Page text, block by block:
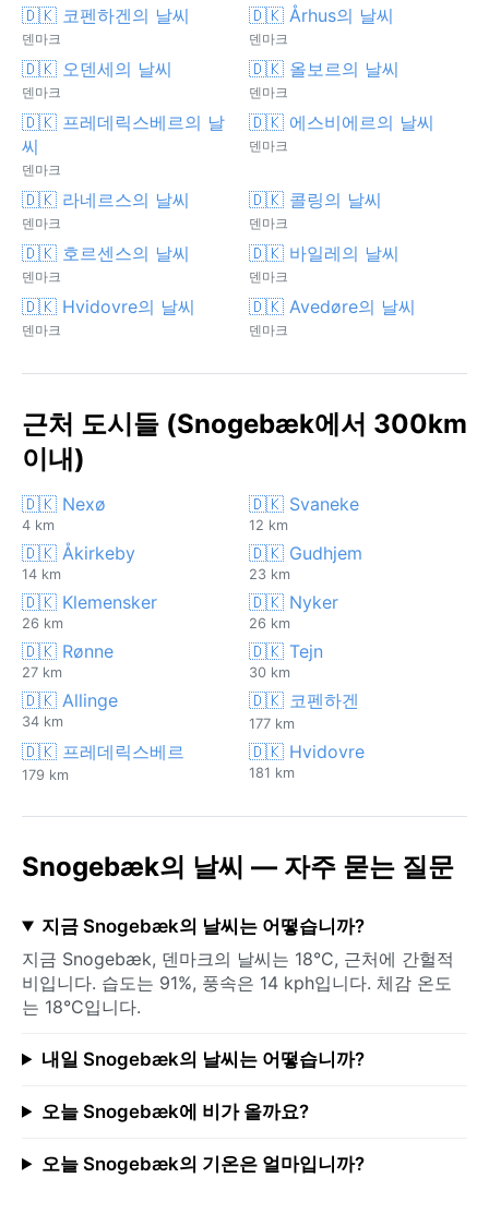
🇩🇰 코펜하겐의 날씨
덴마크
🇩🇰 Århus의 날씨
덴마크
🇩🇰 오덴세의 날씨
덴마크
🇩🇰 올보르의 날씨
덴마크
🇩🇰 프레데릭스베르의 날
씨
덴마크
🇩🇰 에스비에르의 날씨
덴마크
🇩🇰 라네르스의 날씨
덴마크
🇩🇰 콜링의 날씨
덴마크
🇩🇰 호르센스의 날씨
덴마크
🇩🇰 바일레의 날씨
덴마크
🇩🇰 Hvidovre의 날씨
덴마크
🇩🇰 Avedøre의 날씨
덴마크
근처 도시들 (Snogebæk에서 300km
이내)
🇩🇰 Nexø
4 km
🇩🇰 Svaneke
12 km
🇩🇰 Åkirkeby
14 km
🇩🇰 Gudhjem
23 km
🇩🇰 Klemensker
26 km
🇩🇰 Nyker
26 km
🇩🇰 Rønne
27 km
🇩🇰 Tejn
30 km
🇩🇰 Allinge
34 km
🇩🇰 코펜하겐
177 km
🇩🇰 프레데릭스베르
179 km
🇩🇰 Hvidovre
181 km
Snogebæk의 날씨 — 자주 묻는 질문
지금 Snogebæk의 날씨는 어떻습니까?
지금 Snogebæk, 덴마크의 날씨는 18°C, 근처에 간헐적
비입니다. 습도는 91%, 풍속은 14 kph입니다. 체감 온도
는 18°C입니다.
내일 Snogebæk의 날씨는 어떻습니까?
오늘 Snogebæk에 비가 올까요?
오늘 Snogebæk의 기온은 얼마입니까?